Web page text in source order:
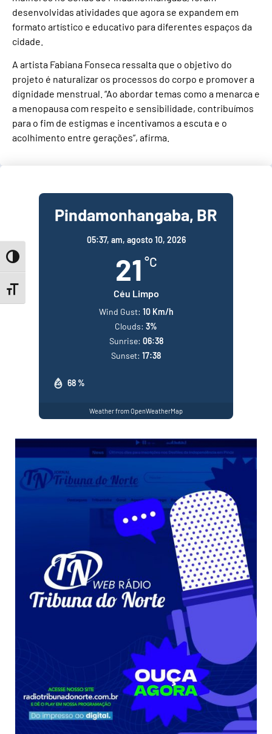
Toggle High Contrast
Toggle Font size
desenvolvidas atividades que agora se expandem em
formato artístico e educativo para diferentes espaços da
cidade.
A artista Fabiana Fonseca ressalta que o objetivo do
projeto é naturalizar os processos do corpo e promover a
dignidade menstrual. “Ao abordar temas como a menarca e
a menopausa com respeito e sensibilidade, contribuímos
para o fim de estigmas e incentivamos a escuta e o
acolhimento entre gerações”, afirma.
Pindamonhangaba, BR
05:37, am, agosto 10, 2026
21 °C
Céu Limpo
68 %
Wind Gust: 10 Km/h
Clouds: 3%
Sunrise: 06:38
Sunset: 17:38
Weather from OpenWeatherMap